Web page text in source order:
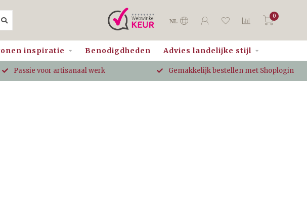
NL
0
inspiratie Benodigdheden Advies landelijke stijl
Passie voor artisanaal werk Gemakkelijk bestellen met Shoplogin